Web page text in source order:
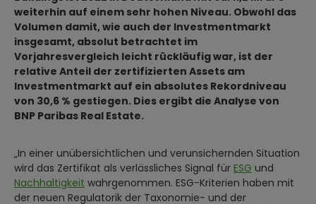
weiterhin auf einem sehr hohen Niveau. Obwohl das
Volumen damit, wie auch der Investmentmarkt
insgesamt, absolut betrachtet im
Vorjahresvergleich leicht rückläufig war, ist der
relative Anteil der zertifizierten Assets am
Investmentmarkt auf ein absolutes Rekordniveau
von 30,6 % gestiegen. Dies ergibt die Analyse von
BNP Paribas Real Estate.
„In einer unübersichtlichen und verunsichernden Situation
wird das Zertifikat als verlässliches Signal für ESG und
Nachhaltigkeit wahrgenommen. ESG-Kriterien haben mit
der neuen Regulatorik der Taxonomie- und der